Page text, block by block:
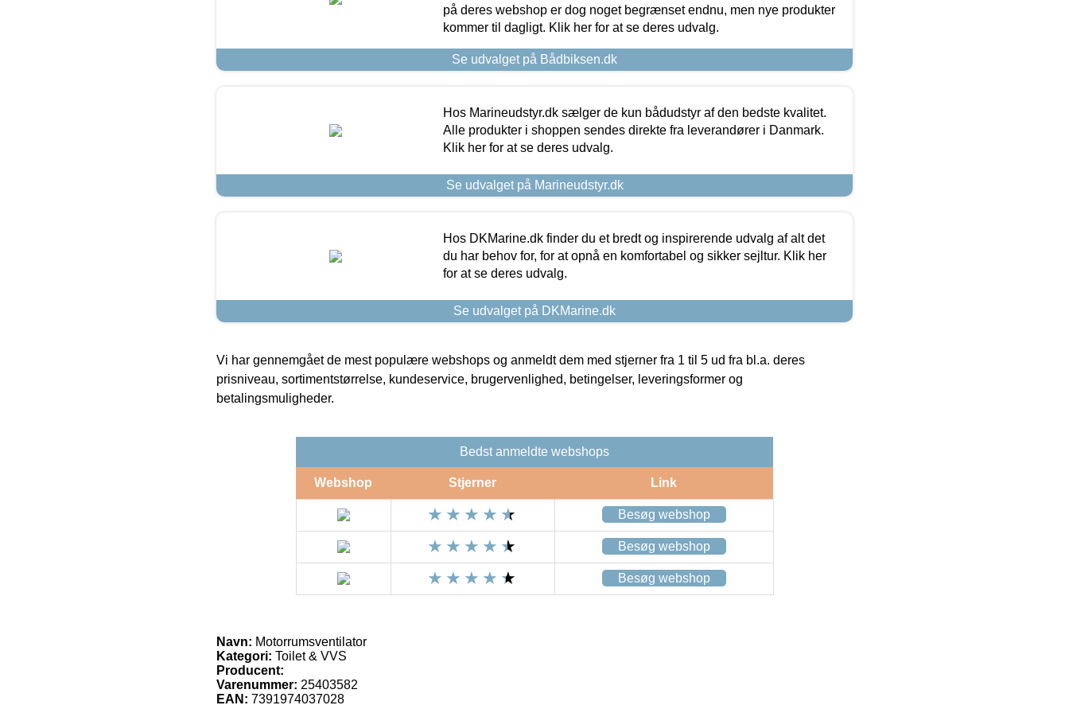
på deres webshop er dog noget begrænset endnu, men nye produkter
kommer til dagligt. Klik her for at se deres udvalg.
Se udvalget på Bådbiksen.dk
Hos Marineudstyr.dk sælger de kun bådudstyr af den bedste kvalitet.
Alle produkter i shoppen sendes direkte fra leverandører i Danmark.
Klik her for at se deres udvalg.
Se udvalget på Marineudstyr.dk
Hos DKMarine.dk finder du et bredt og inspirerende udvalg af alt det
du har behov for, for at opnå en komfortabel og sikker sejltur. Klik her
for at se deres udvalg.
Se udvalget på DKMarine.dk
Vi har gennemgået de mest populære webshops og anmeldt dem med stjerner fra 1 til 5 ud fra bl.a. deres
prisniveau, sortimentstørrelse, kundeservice, brugervenlighed, betingelser, leveringsformer og
betalingsmuligheder.
Bedst anmeldte webshops
Webshop Stjerner Link
Besøg webshop
Besøg webshop
Besøg webshop
Navn: Motorrumsventilator
Kategori: Toilet & VVS
Producent:
Varenummer: 25403582
EAN: 7391974037028